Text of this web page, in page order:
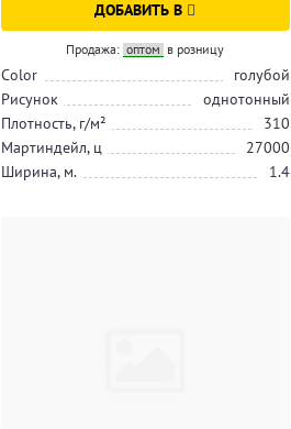
ДОБАВИТЬ В
Продажа: оптом в розницу
Color
голубой
Рисунок
однотонный
Плотность, г/м²
310
Мартиндейл, ц
27000
Ширина, м.
1.4